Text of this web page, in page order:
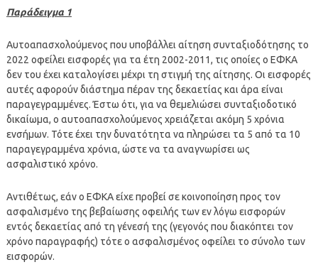
Παράδειγμα 1
Αυτοαπασχολούμενος που υποβάλλει αίτηση συνταξιοδότησης το
2022 οφείλει εισφορές για τα έτη 2002-2011, τις οποίες ο ΕΦΚΑ
δεν του έχει καταλογίσει μέχρι τη στιγμή της αίτησης. Οι εισφορές
αυτές αφορούν διάστημα πέραν της δεκαετίας και άρα είναι
παραγεγραμμένες. Έστω ότι, για να θεμελιώσει συνταξιοδοτικό
δικαίωμα, ο αυτοαπασχολούμενος χρειάζεται ακόμη 5 χρόνια
ενσήμων. Τότε έχει την δυνατότητα να πληρώσει τα 5 από τα 10
παραγεγραμμένα χρόνια, ώστε να τα αναγνωρίσει ως
ασφαλιστικό χρόνο.
Αντιθέτως, εάν ο ΕΦΚΑ είχε προβεί σε κοινοποίηση προς τον
ασφαλισμένο της βεβαίωσης οφειλής των εν λόγω εισφορών
εντός δεκαετίας από τη γένεσή της (γεγονός που διακόπτει τον
χρόνο παραγραφής) τότε ο ασφαλισμένος οφείλει το σύνολο των
εισφορών.